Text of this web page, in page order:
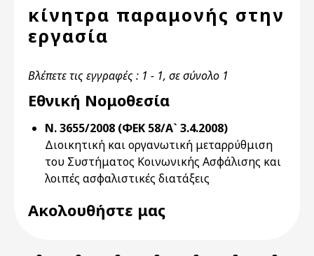
κίνητρα παραμονής στην
εργασία
Βλέπετε τις εγγραφές : 1 - 1, σε σύνολο 1
Εθνική Νομοθεσία
Ν. 3655/2008 (ΦΕΚ 58/Α` 3.4.2008)
Διοικητική και οργανωτική μεταρρύθμιση
του Συστήματος Κοινωνικής Ασφάλισης και
λοιπές ασφαλιστικές διατάξεις
Ακολουθήστε μας